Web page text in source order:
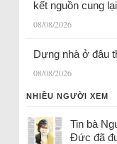
kết nguồn cung
08/08/2026
Dựng nhà ở đâu
08/08/2026
NHIỀU NGƯỜI XEM
Tin bà
Đức đã